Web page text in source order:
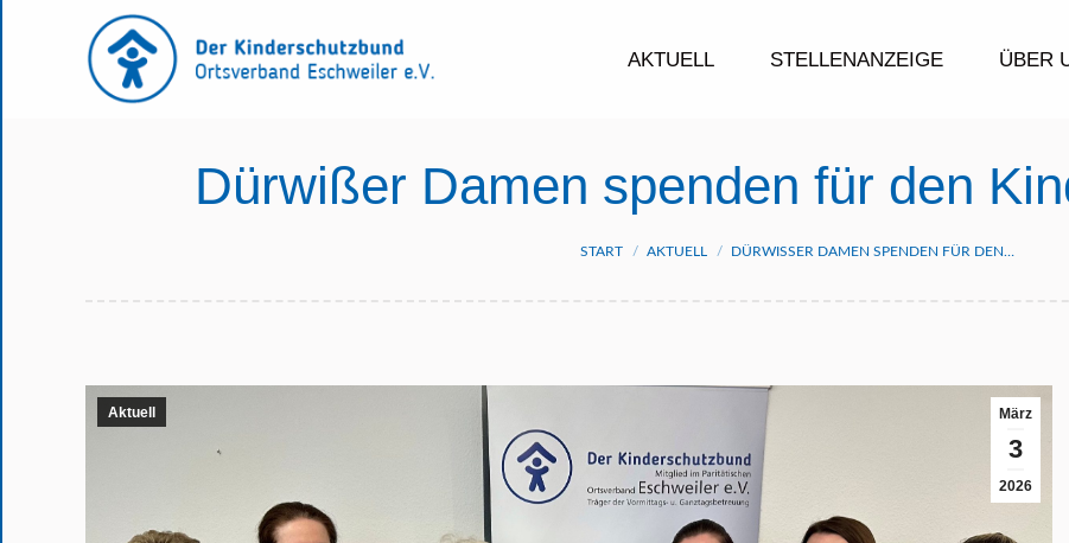
AKTUELL STELLENANZEIGE ÜBER
Dürwißer Damen spenden für den
START AKTUELL DÜRWISSER DAMEN SPENDEN FÜR DEN…
März
3
2026
Aktuell